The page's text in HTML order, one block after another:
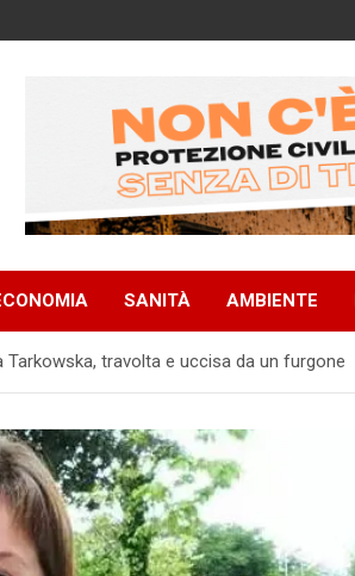
SANITÀ AMBIENTE
travolta e uccisa da un furgone